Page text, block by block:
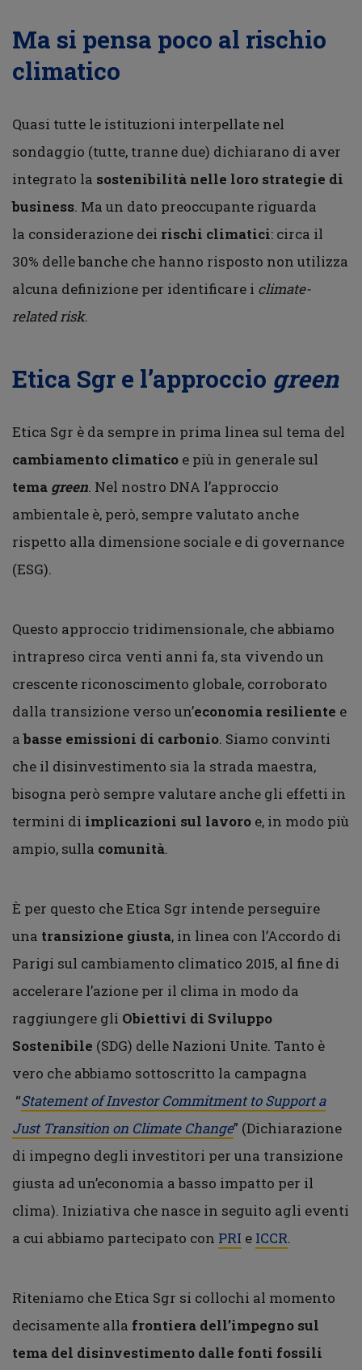
Ma si pensa poco al rischio
climatico
Quasi tutte le istituzioni interpellate nel
sondaggio (tutte, tranne due) dichiarano di aver
integrato la sostenibilità nelle loro strategie di
business. Ma un dato preoccupante riguarda
la considerazione dei rischi climatici: circa il
30% delle banche che hanno risposto non utilizza
alcuna definizione per identificare i climate-
related risk.
Etica Sgr e l’approccio green
Etica Sgr è da sempre in prima linea sul tema del
cambiamento climatico e più in generale sul
tema green. Nel nostro DNA l’approccio
ambientale è, però, sempre valutato anche
rispetto alla dimensione sociale e di governance
(ESG).
Questo approccio tridimensionale, che abbiamo
intrapreso circa venti anni fa, sta vivendo un
crescente riconoscimento globale, corroborato
dalla transizione verso un’economia resiliente e
abasse emissioni di carbonio. Siamo convinti
che il disinvestimento sia la strada maestra,
bisogna però sempre valutare anche gli effetti in
termini di implicazioni sul lavoro e, in modo più
ampio, sulla comunità.
È per questo che Etica Sgr intende perseguire
una transizione giusta, in linea con l’Accordo di
Parigi sul cambiamento climatico 2015, al fine di
accelerare l’azione per il clima in modo da
raggiungere gli Obiettivi di Sviluppo
Sostenibile (SDG) delle Nazioni Unite. Tanto è
vero che abbiamo sottoscritto la campagna
“Statement of Investor Commitment to Support a
Just Transition on Climate Change” (Dichiarazione
di impegno degli investitori per una transizione
giusta ad un’economia a basso impatto per il
clima). Iniziativa che nasce in seguito agli eventi
a cui abbiamo partecipato con PRI e ICCR.
Riteniamo che Etica Sgr si collochi al momento
decisamente alla frontiera dell’impegno sul
tema del disinvestimento dalle fonti fossili